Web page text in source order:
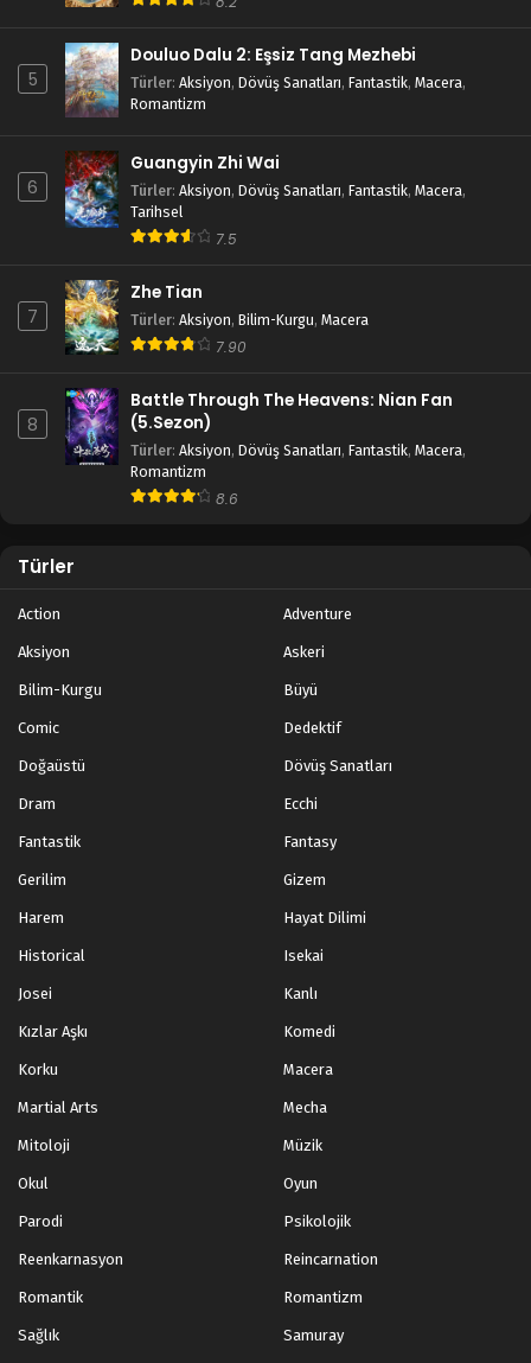
5
Douluo Dalu 2: Eşsiz Tang Mezhebi
Türler: Aksiyon, Dövüş Sanatları, Fantastik, Macera,
Romantizm
6
Guangyin Zhi Wai
Türler: Aksiyon, Dövüş Sanatları, Fantastik, Macera,
Tarihsel
7.5
7
Zhe Tian
Türler: Aksiyon, Bilim-Kurgu, Macera
7.90
8
Battle Through The Heavens: Nian Fan
(5.Sezon)
Türler: Aksiyon, Dövüş Sanatları, Fantastik, Macera,
Romantizm
8.6
Türler
Action Adventure
Aksiyon Askeri
Bilim-Kurgu Büyü
Comic Dedektif
Doğaüstü Dövüş Sanatları
Dram Ecchi
Fantastik Fantasy
Gerilim Gizem
Harem Hayat Dilimi
Historical Isekai
Josei Kanlı
Kızlar Aşkı Komedi
Korku Macera
Martial Arts Mecha
Mitoloji Müzik
Okul Oyun
Parodi Psikolojik
Reenkarnasyon Reincarnation
Romantik Romantizm
Sağlık Samuray